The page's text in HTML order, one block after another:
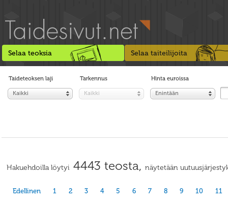
Selaa teoksia Selaa taiteilijoita
Taideteoksen laji
Kaikki
Tarkennus
Kaikki
Hinta euroissa
Enintään
Hakuehdoilla löytyi 4443 teosta, näytetään
Edellinen 1 2 3 4 5 6 7 8 9 10 11